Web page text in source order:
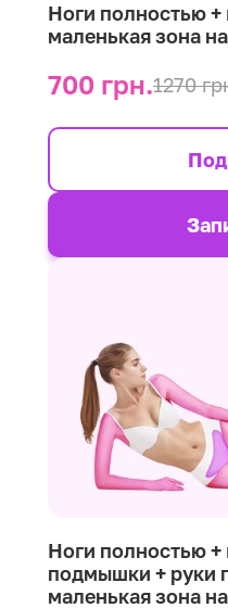
Ноги полностью +
маленькая зона
700 грн.1270
Ноги полностью +
подмышки + руки
маленькая зона